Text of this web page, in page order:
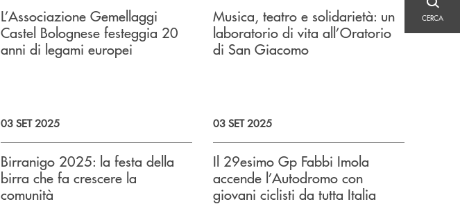
CERCA
CERCA
L’Associazione Gemellaggi
Castel Bolognese festeggia 20
anni di legami europei
Musica, teatro e solidarietà: un
laboratorio di vita all’Oratorio
di San Giacomo
03 SET 2025
Birranigo 2025: la festa della
birra che fa crescere la
comunità
03 SET 2025
Il 29esimo Gp Fabbi Imola
accende l’Autodromo con
giovani ciclisti da tutta Italia